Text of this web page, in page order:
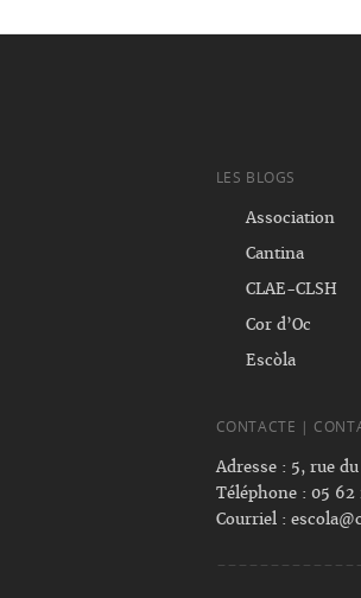
LES BLOGS
Association
Cantina
CLAE-CLSH
Cor d’Oc
Escòla
CONTACTE |
Adresse : 5, rue
Téléphone : 05 62
Courriel :